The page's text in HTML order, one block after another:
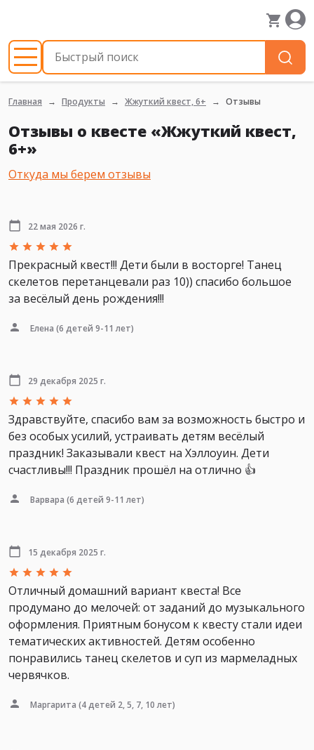
Главная Продукты Жжуткий квест, 6+ Отзывы
Отзывы о квесте «Жжуткий квест,
6+»
Откуда мы берем отзывы
22 мая 2026 г.
Прекрасный квест!!! Дети были в восторге! Танец
скелетов перетанцевали раз 10)) спасибо большое
за весёлый день рождения!!!
Елена (6 детей 9-11 лет)
29 декабря 2025 г.
Здравствуйте, спасибо вам за возможность быстро и
без особых усилий, устраивать детям весёлый
праздник! Заказывали квест на Хэллоуин. Дети
счастливы!!! Праздник прошёл на отлично 👍
Варвара (6 детей 9-11 лет)
15 декабря 2025 г.
Отличный домашний вариант квеста! Все
продумано до мелочей: от заданий до музыкального
оформления. Приятным бонусом к квесту стали идеи
тематических активностей. Детям особенно
понравились танец скелетов и суп из мармеладных
червячков.
Маргарита (4 детей 2, 5, 7, 10 лет)